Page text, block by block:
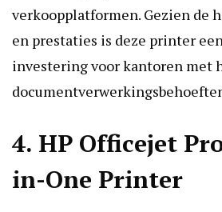
verkoopplatformen. Gezien de
en prestaties is deze printer
investering voor kantoren met
4. HP Officejet
in-One Printer